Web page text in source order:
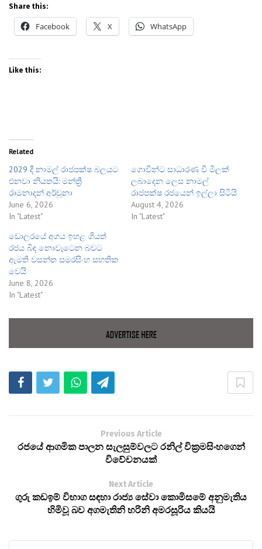
Share this:
Facebook X WhatsApp
Like this:
Related
2029 දී නාමල් රාජපක්ෂ බලයට
එනවා නියතයි: මන්ත්‍රී
රාමනාදන් අර්චුනා
June 6, 2026
In "Latest"
ගොවීන්ට සාධාරණ වී මිලක්
ලබාදෙන ලෙස නාමල්
රාජපක්ෂ රජයෙන් ඉල්ලා සිටියි
August 4, 2026
In "Latest"
ඩොලරයේ අගය ඉහළ ගියත්
රජය බිඳ නොවැටෙන බවට
ඇමති වසන්ත සමරසිංහ සහතික
වෙයි
June 8, 2026
In "Latest"
Previous Article
රජයේ ආගමික පාලන සැලසුම්වලට රනිල් වික්‍රමසිංහගෙන්
විවේචනයක්
Next Article
ගුරු කඩඉම් විභාග සඳහා රාජ්‍ය සේවා කොමිසමේ අනුමැතිය
හිමිවූ බව අගමැතිනි හරිනි අමරසූරිය කියයි